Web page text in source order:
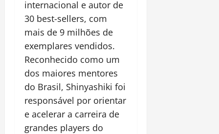
internacional e autor de
30 best-sellers, com
mais de 9 milhões de
exemplares vendidos.
Reconhecido como um
dos maiores mentores
do Brasil, Shinyashiki foi
responsável por orientar
e acelerar a carreira de
grandes players do